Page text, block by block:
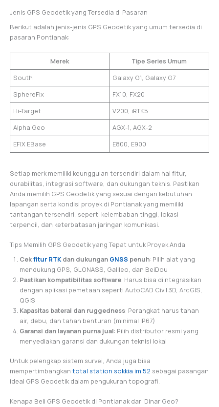
Jenis GPS Geodetik yang Tersedia di Pasaran
Berikut adalah jenis-jenis GPS Geodetik yang umum tersedia di
pasaran Pontianak:
Merek
Tipe Series Umum
South
Galaxy G1, Galaxy G7
SphereFix
FX10, FX20
Hi-Target
V200, iRTK5
Alpha Geo
AGX-1, AGX-2
EFIX EBase
E800, E900
Setiap merk memiliki keunggulan tersendiri dalam hal fitur,
durabilitas, integrasi software, dan dukungan teknis. Pastikan
Anda memilih GPS Geodetik yang sesuai dengan kebutuhan
lapangan serta kondisi proyek di Pontianak yang memiliki
tantangan tersendiri, seperti kelembaban tinggi, lokasi
terpencil, dan keterbatasan jaringan komunikasi.
Tips Memilih GPS Geodetik yang Tepat untuk Proyek Anda
Cekfitur RTKdan dukungan GNSS penuh: Pilih alat yang
mendukung GPS, GLONASS, Galileo, dan BeiDou
Pastikan kompatibilitas software: Harus bisa diintegrasikan
dengan aplikasi pemetaan seperti AutoCAD Civil 3D, ArcGIS,
QGIS
Kapasitas baterai dan ruggedness: Perangkat harus tahan
air, debu, dan tahan benturan (minimal IP67)
Garansi dan layanan purna jual: Pilih distributor resmi yang
menyediakan garansi dan dukungan teknisi lokal
Untuk pelengkap sistem survei, Anda juga bisa
mempertimbangkan total station sokkia im 52 sebagai pasangan
ideal GPS Geodetik dalam pengukuran topografi.
Kenapa Beli GPS Geodetik di Pontianak dari Dinar Geo?